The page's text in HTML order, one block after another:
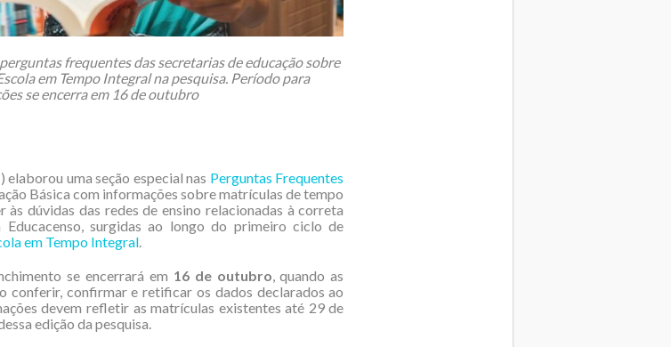
frequentes das secretarias de educação sobre
em Tempo Integral na pesquisa. Período para
se encerra em 16 de outubro
uma seção especial nas Perguntas Frequentes
Básica com informações sobre matrículas de tempo
às dúvidas das redes de ensino relacionadas à correta
Educacenso, surgidas ao longo do primeiro ciclo de
em Tempo Integral.
se encerrará em 16 de outubro , quando as
conferir, confirmar e retificar os dados declarados ao
devem refletir as matrículas existentes até 29 de
edição da pesquisa.